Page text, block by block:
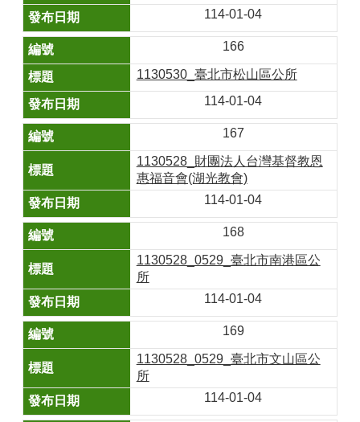
114-01-04
166
1130530_臺北市松山區公所
114-01-04
167
1130528_財團法人台灣基督教恩
惠福音會(湖光教會)
114-01-04
168
1130528_0529_臺北市南港區公
所
114-01-04
169
1130528_0529_臺北市文山區公
所
114-01-04